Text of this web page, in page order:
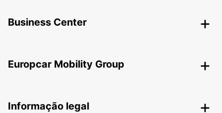
Business Center
Europcar Mobility Group
Informação legal